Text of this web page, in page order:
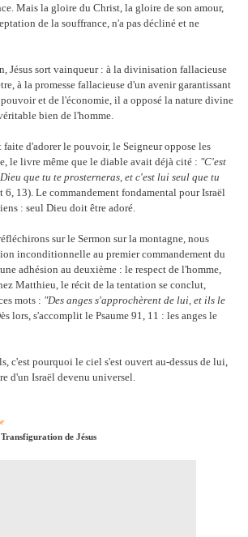
Mais la gloire du Christ, la gloire de son amour,
de la souffrance, n'a pas décliné et ne
Jésus sort vainqueur : à la divinisation fallacieuse
à la promesse fallacieuse d'un avenir garantissant
et de l'économie, il a opposé la nature divine
bien de l'homme.
d'adorer le pouvoir, le Seigneur oppose les
le livre même que le diable avait déjà cité : "C'est
que tu te prosterneras, et c'est lui seul que tu
13). Le commandement fondamental pour Israël
: seul Dieu doit être adoré.
sur le Sermon sur la montagne, nous
inconditionnelle au premier commandement du
adhésion au deuxième : le respect de l'homme,
Matthieu, le récit de la tentation se conclut,
mots : "Des anges s'approchèrent de lui, et ils le
lors, s'accomplit le Psaume 91, 11 : les anges le
c'est pourquoi le ciel s'est ouvert au-dessus de lui,
d'un Israël devenu universel.
de Jésus